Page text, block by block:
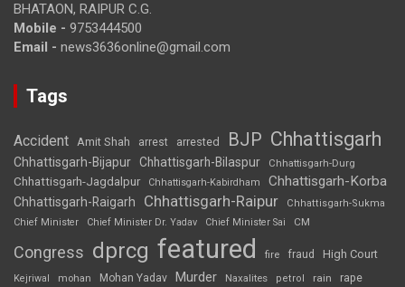
BHATAON, RAIPUR C.G.
Mobile - 9753444500
Email - news3636online@gmail.com
Tags
Accident Amit Shah arrest arrested BJP Chhattisgarh
Chhattisgarh-Bijapur Chhattisgarh-Bilaspur Chhattisgarh-Durg
Chhattisgarh-Jagdalpur Chhattisgarh-Kabirdham Chhattisgarh-Korba
Chhattisgarh-Raigarh Chhattisgarh-Raipur
Chhattisgarh-Sukma
Chief Minister
Chief Minister Dr. Yadav Chief Minister Sai CM
Congress dprcg featured fire fraud High Court
Kejriwal mohan Mohan Yadav Murder Naxalites petrol rain rape